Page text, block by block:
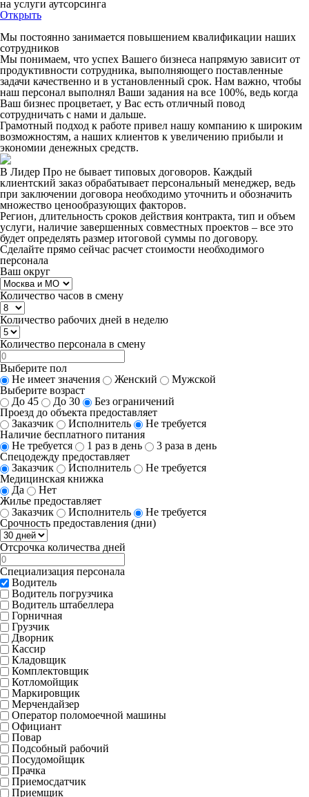
на услуги аутсорсинга
Открыть
Мы постоянно занимается повышением квалификации наших
сотрудников
Мы понимаем, что успех Вашего бизнеса напрямую зависит от
продуктивности сотрудника, выполняющего поставленные
задачи качественно и в установленный срок. Нам важно, чтобы
наш персонал выполнял Ваши задания на все 100%, ведь когда
Ваш бизнес процветает, у Вас есть отличный повод
сотрудничать с нами и дальше.
Грамотный подход к работе привел нашу компанию к широким
возможностям, а наших клиентов к увеличению прибыли и
экономии денежных средств.
В Лидер Про не бывает типовых договоров. Каждый
клиентский заказ обрабатывает персональный менеджер, ведь
при заключении договора необходимо уточнить и обозначить
множество ценообразующих факторов.
Регион, длительность сроков действия контракта, тип и объем
услуги, наличие завершенных совместных проектов – все это
будет определять размер итоговой суммы по договору.
Сделайте прямо сейчас расчет стоимости необходимого
персонала
Ваш округ
Количество часов в смену
Количество рабочих дней в неделю
Количество персонала в смену
Выберите пол
Не имеет значения
Женский
Мужской
Выберите возраст
До 45
До 30
Без ограничений
Проезд до объекта предоставляет
Заказчик
Исполнитель
Не требуется
Наличие бесплатного питания
Не требуется
1 раз в день
3 раза в день
Спецодежду предоставляет
Заказчик
Исполнитель
Не требуется
Медицинская книжка
Да
Нет
Жилье предоставляет
Заказчик
Исполнитель
Не требуется
Срочность предоставления (дни)
Отсрочка количества дней
Специализация персонала
Водитель
Водитель погрузчика
Водитель штабеллера
Горничная
Грузчик
Дворник
Кассир
Кладовщик
Комплектовщик
Котломойщик
Маркировщик
Мерчендайзер
Оператор поломоечной машины
Официант
Повар
Подсобный рабочий
Посудомойщик
Прачка
Приемосдатчик
Приемщик